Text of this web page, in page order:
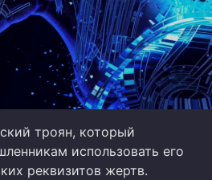
троян, который
использовать его
реквизитов жертв.